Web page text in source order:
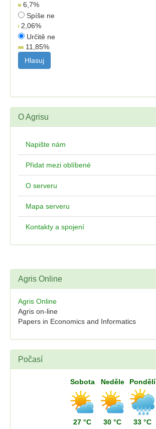
6,7%
Spíše ne
2,06%
Určitě ne
11,85%
O Agrisu
Napište nám
Přidat mezi oblíbené
O serveru
Mapa serveru
Kontakty a spojení
Agris Online
Agris Online
Agris on-line
Papers in Economics and Informatics
Počasí
Sobota
27 °C
Neděle
30 °C
Pondělí
33 °C